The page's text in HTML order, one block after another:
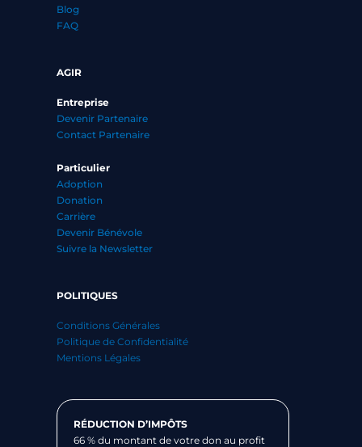
Blog
FAQ
AGIR
Entreprise
Devenir Partenaire
Contact Partenaire
Particulier
Adoption
Donation
Carrière
Devenir Bénévole
Suivre la Newsletter
POLITIQUES
Conditions Générales
Politique de Confidentialité
Mentions Légales
RÉDUCTION D’IMPÔTS
66 % du montant de votre don au profit